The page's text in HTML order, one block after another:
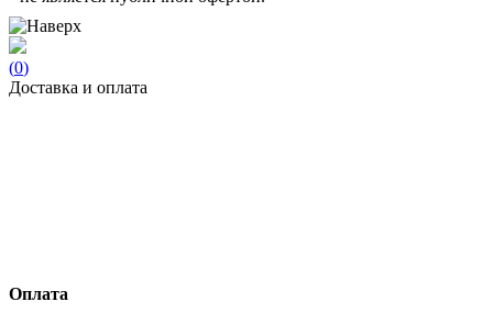
(0)
Доставка и оплата
Оплата